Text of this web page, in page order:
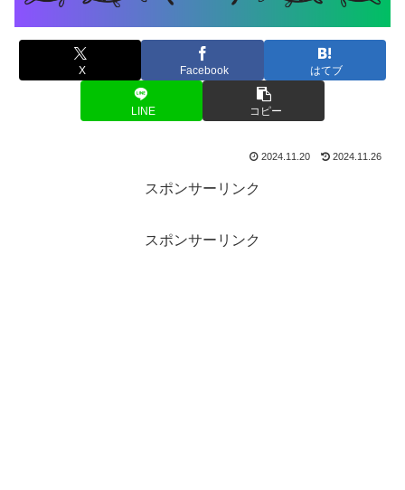
X Facebook はてブ
LINE コピー
2024.11.20 2024.11.26
スポンサーリンク
スポンサーリンク